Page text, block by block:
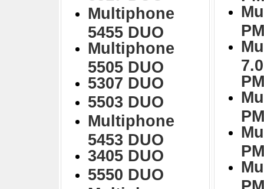
Multiphone
5455 DUO
Multiphone
5505 DUO
5307 DUO
5503 DUO
Multiphone
5453 DUO
3405 DUO
5550 DUO